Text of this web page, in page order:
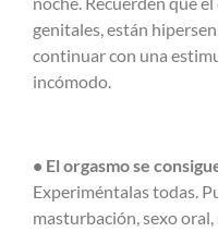
genitales, están
continuar con una
incómodo.
• El orgasmo se
Experiméntalas todas.
masturbación, sexo